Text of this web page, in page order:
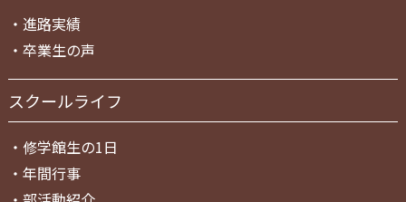
・ 進路実績
・ 卒業生の声
スクールライフ
・ 修学館生の1日
・ 年間行事